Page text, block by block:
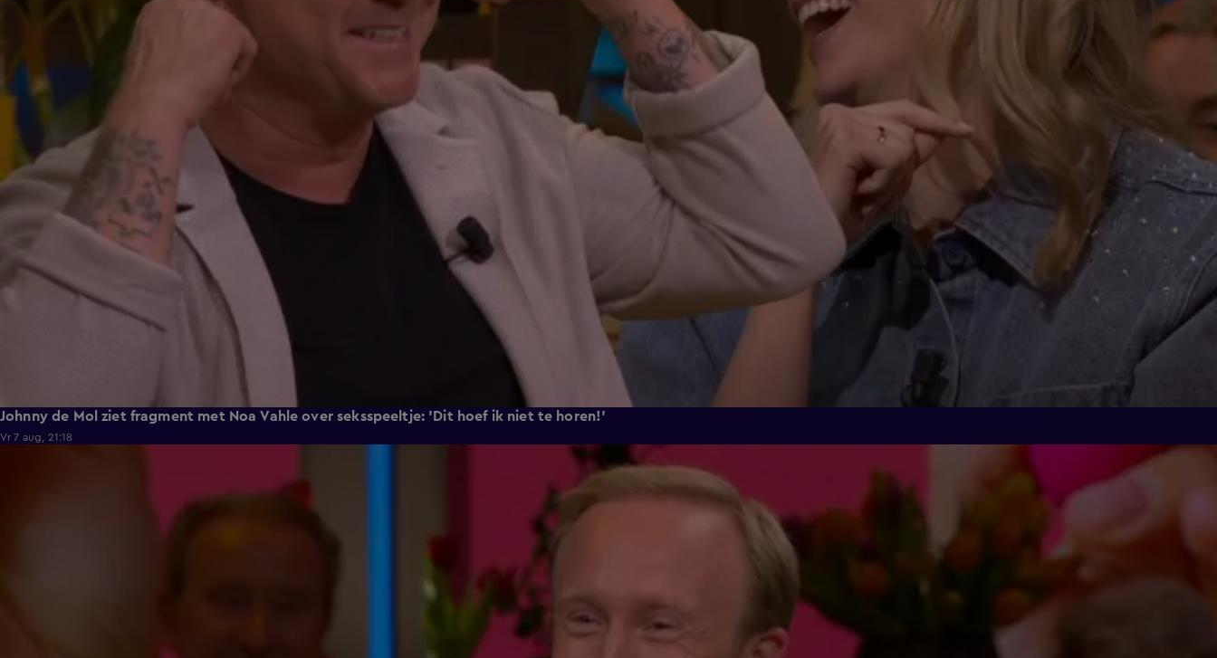
Johnny de Mol ziet fragment met Noa Vahle over seksspeeltje: 'Dit hoef ik niet te horen!'
Vr 7 aug, 21:18